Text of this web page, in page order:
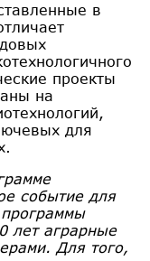
в
проекты
на
для
событие для
лет аграрные
Для того,